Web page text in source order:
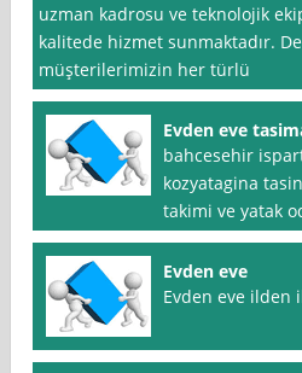
uzman kadrosu ve teknolojik
kalitede hizmet sunmaktadır.
müşterilerimizin her türlü
Evden eve
bahcesehir
kozyatagina
takimi ve yatak
Evden eve
Evden eve ilden